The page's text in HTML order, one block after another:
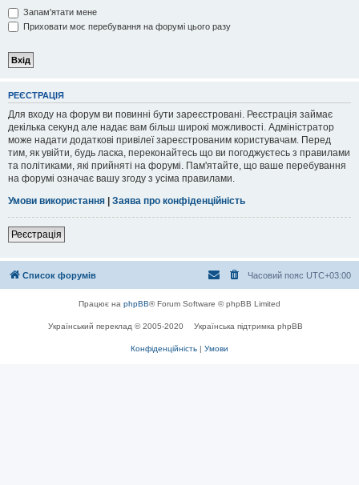
Запам'ятати мене
Приховати моє перебування на форумі цього разу
РЕЄСТРАЦІЯ
Для входу на форум ви повинні бути зареєстровані. Реєстрація займає
декілька секунд але надає вам більш широкі можливості. Адміністратор
може надати додаткові привілеї зареєстрованим користувачам. Перед
тим, як увійти, будь ласка, переконайтесь що ви погоджуєтесь з правилами
та політиками, які прийняті на форумі. Пам'ятайте, що ваше перебування
на форумі означає вашу згоду з усіма правилами.
Умови використання | Заява про конфіденційність
Реєстрація
Список форумів Часовий пояс UTC+03:00
Працює на phpBB® Forum Software © phpBB Limited
Український переклад © 2005-2020 Українська підтримка phpBB
Конфіденційність | Умови